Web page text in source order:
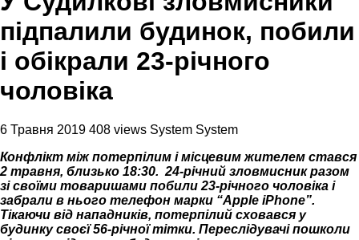
підпалили будинок, побили
і обікрали 23-річного
чоловіка
6 Травня 2019 408 views System System
Конфлікт між потерпілим і місцевим жителем стався
2 травня, близько 18:30. 24-річний зловмисник разом
зі своїми товаришами побили 23-річного чоловіка і
забрали в нього телефон марки “Apple iPhone”.
Тікаючи від нападників, потерпілий сховався у
будинку своєї 56-річної тітки. Переслідувачі пошколи